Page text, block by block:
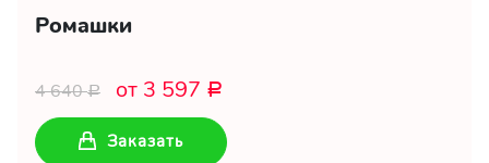
Ромашки
4 640Р от 3 597 Р
Заказать